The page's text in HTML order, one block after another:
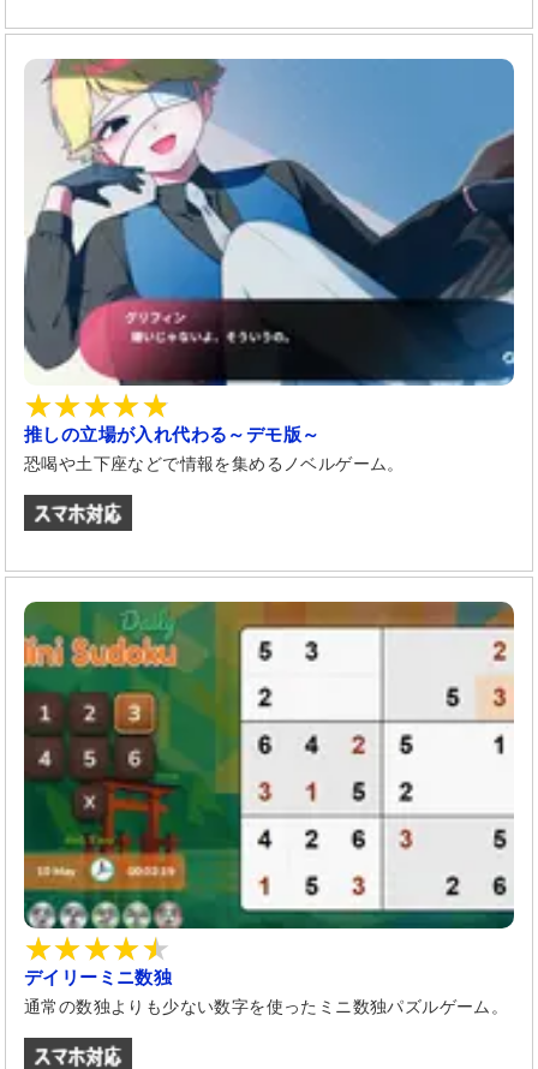
推しの立場が入れ代わる～デモ版～
恐喝や土下座などで情報を集めるノベルゲーム。
デイリーミニ数独
通常の数独よりも少ない数字を使ったミニ数独パズルゲーム。